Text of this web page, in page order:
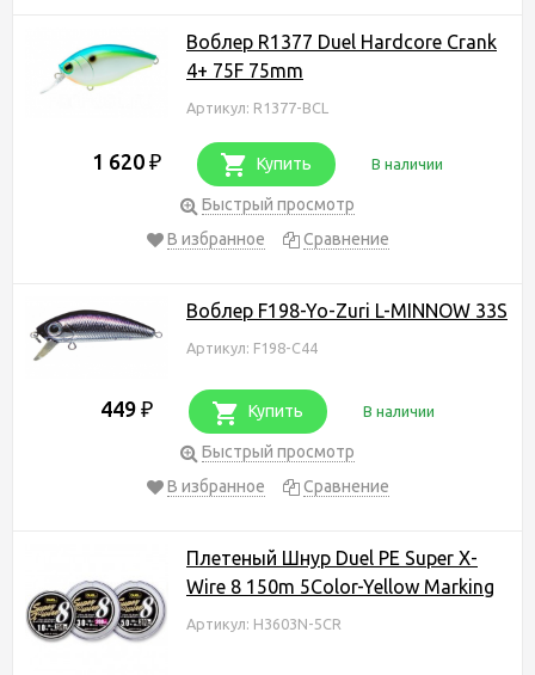
Воблер R1377 Duel Hardcore Crank
4+ 75F 75mm
Артикул: R1377-BCL
1 620 ₽ Купить В наличии
Быстрый просмотр
В избранное
Сравнение
Воблер F198-Yo-Zuri L-MINNOW 33S
Артикул: F198-C44
449 ₽ Купить В наличии
Быстрый просмотр
В избранное
Сравнение
Плетеный Шнур Duel PE Super X-
Wire 8 150m 5Color-Yellow Marking
Артикул: H3603N-5CR